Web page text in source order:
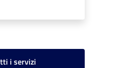
i servizi